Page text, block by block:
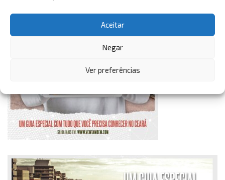
Aceitar
Negar
Ver preferências